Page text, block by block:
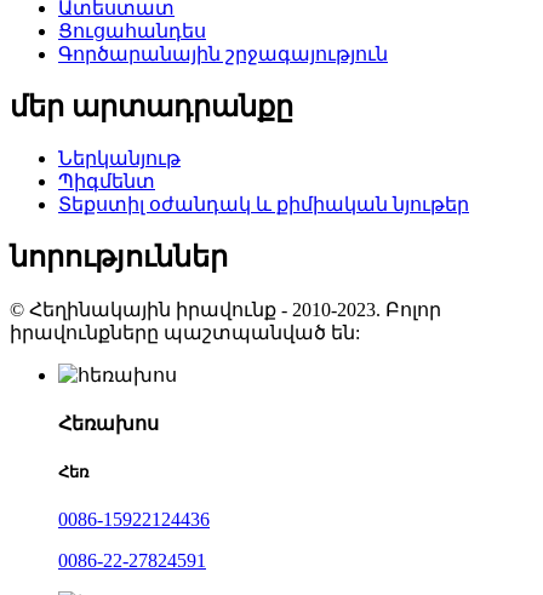
Ատեստատ
Ցուցահանդես
Գործարանային շրջագայություն
մեր արտադրանքը
Ներկանյութ
Պիգմենտ
Տեքստիլ օժանդակ և քիմիական նյութեր
նորություններ
© Հեղինակային իրավունք - 2010-2023. Բոլոր
իրավունքները պաշտպանված են:
Հեռախոս
Հեռ
0086-15922124436
0086-22-27824591